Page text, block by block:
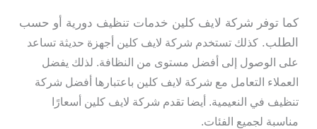
كما توفر شركة لايف كلين خدمات تنظيف دورية أو حسب
الطلب.كذلك تستخدم شركة لايف كلين أجهزة حديثة تساعد
على الوصول إلى أفضل مستوى من النظافة. لذلك يفضل
العملاء التعامل مع شركة لايف كلين باعتبارها أفضل شركة
تنظيف في النعيمية. أيضا تقدم شركة لايف كلين أسعارًا
مناسبة لجميع الفئات.